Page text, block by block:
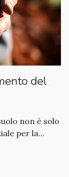
del
non è solo
per la...